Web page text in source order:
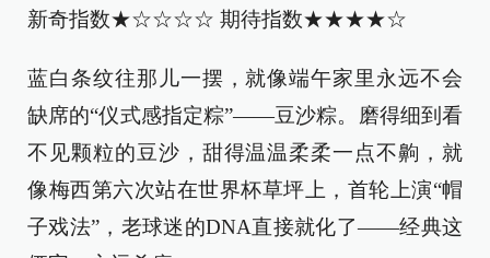
新奇指数★☆☆☆☆ 期待指数★★★★☆
蓝白条纹往那儿一摆，就像端午家里永远不会
缺席的“仪式感指定粽”——豆沙粽。磨得细到看
不见颗粒的豆沙，甜得温温柔柔一点不齁，就
像梅西第六次站在世界杯草坪上，首轮上演“帽
子戏法”，老球迷的DNA直接就化了——经典这